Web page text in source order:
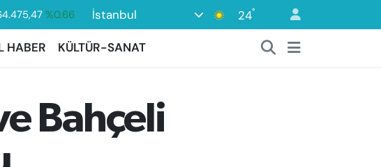
47,5971 %0.05
55,1336
%0.18
13.703 %0
İstanbul 24°
HABER KÜLTÜR-SANAT
Bahçeli